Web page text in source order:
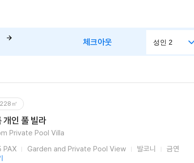
체크아웃
228㎡
개인 풀 빌라
Private Pool Villa
PAX
Garden and Private Pool View 발코니 금연